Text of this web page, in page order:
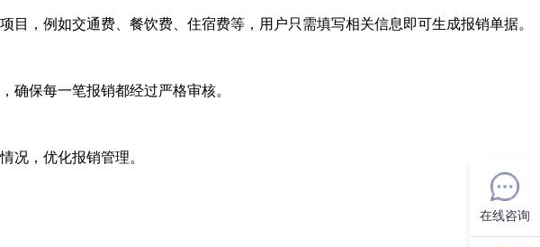
，例如交通费、餐饮费、住宿费等，用户只需填写相关信息即可生成报销单据。
确保每一笔报销都经过严格审核。
况，优化报销管理。
在线咨询